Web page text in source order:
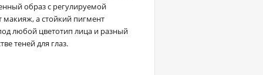
образ с регулируемой
макияж, а стойкий пигмент
любой цветотип лица и разный
теней для глаз.